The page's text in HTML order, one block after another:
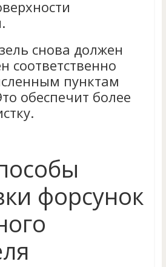
снова должен
соответственно
пунктам
обеспечит более
форсунок